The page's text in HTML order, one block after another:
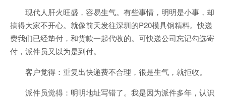
现代人肝火旺盛，容易生气。有些事情，明明是小事，却
搞得大家不开心。就像前天发往深圳的P20模具钢精料。快递
费我们已经垫付，和货款一起代收的。可快递公司忘记勾选寄
付，派件员又以为是到付。
客户觉得：重复出快递费不合理，很是生气，就拒收。
派件员觉得：明明地址写错了。我是因为派件多年，认识